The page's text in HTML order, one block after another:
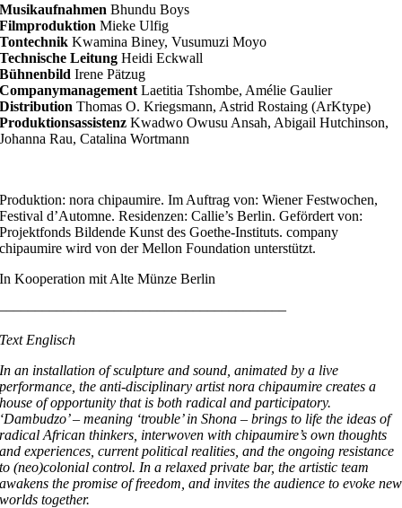
Musikaufnahmen Bhundu Boys
Filmproduktion Mieke Ulfig
Tontechnik Kwamina Biney, Vusumuzi Moyo
Technische Leitung Heidi Eckwall
Bühnenbild Irene Pätzug
Companymanagement Laetitia Tshombe, Amélie Gaulier
Distribution Thomas O. Kriegsmann, Astrid Rostaing (ArKtype)
Produktionsassistenz Kwadwo Owusu Ansah, Abigail Hutchinson,
Johanna Rau, Catalina Wortmann
Produktion: nora chipaumire. Im Auftrag von: Wiener Festwochen,
Festival d’Automne. Residenzen: Callie’s Berlin. Gefördert von:
Projektfonds Bildende Kunst des Goethe-Instituts. company
chipaumire wird von der Mellon Foundation unterstützt.
In Kooperation mit Alte Münze Berlin
––––––––––––––––––––––––––––––––––––––––
Text Englisch
In an installation of sculpture and sound, animated by a live
performance, the anti-disciplinary artist nora chipaumire creates a
house of opportunity that is both radical and participatory.
‘Dambudzo’ – meaning ‘trouble’ in Shona – brings to life the ideas of
radical African thinkers, interwoven with chipaumire’s own thoughts
and experiences, current political realities, and the ongoing resistance
to (neo)colonial control. In a relaxed private bar, the artistic team
awakens the promise of freedom, and invites the audience to evoke new
worlds together.